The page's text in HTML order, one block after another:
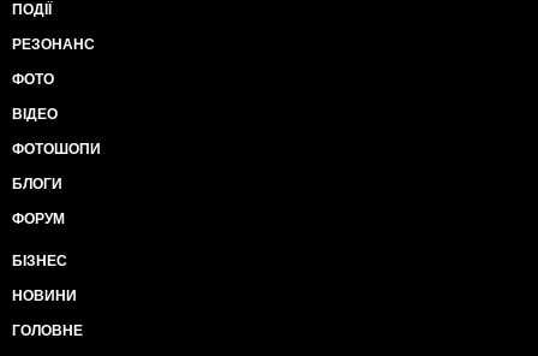
ПОДІЇ
РЕЗОНАНС
ФОТО
ВІДЕО
ФОТОШОПИ
БЛОГИ
ФОРУМ
БІЗНЕС
НОВИНИ
ГОЛОВНЕ